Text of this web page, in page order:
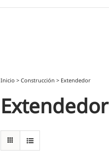
Inicio > Construcción > Extendedor
Extendedor